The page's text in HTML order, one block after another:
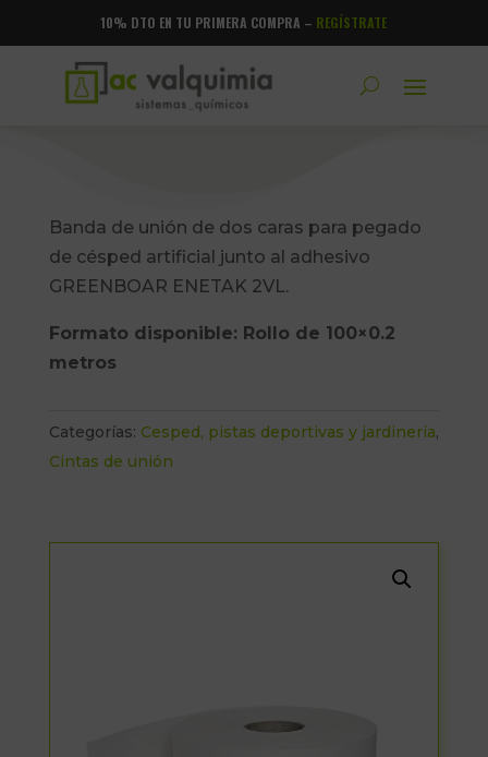
10% DTO EN TU PRIMERA COMPRA – REGÍSTRATE
Banda de unión de dos caras para pegado
de césped artificial junto al adhesivo
GREENBOAR ENETAK 2VL.
Formato disponible: Rollo de 100×0.2
metros
Categorías: Cesped, pistas deportivas y jardinería,
Cintas de unión